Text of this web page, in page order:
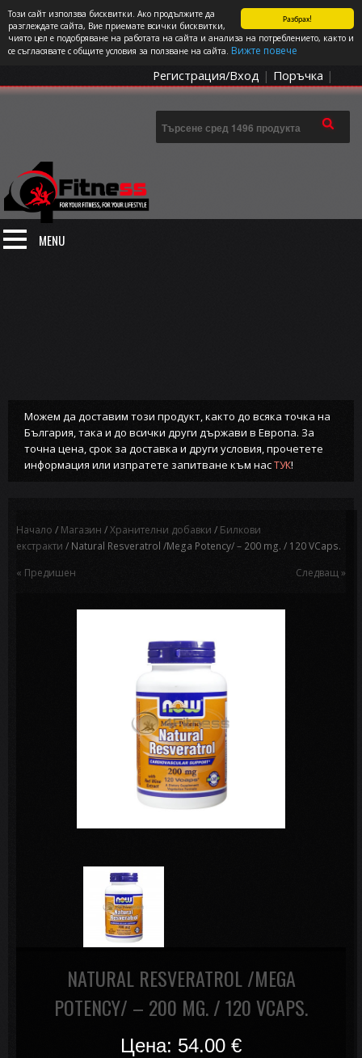
Разбрах!
Този сайт използва бисквитки. Ако продължите да
разглеждате сайта, Вие приемате всички бисквитки,
чиято цел е подобряване на работата на сайта и анализа на потреблението, както и
се съгласявате с общите условия за ползване на сайта. Вижте повече
СПОРТЪТ И ДОБАВКИТЕ КАТО НАЧИН НА ЖИВОТ
0 артикула Цена: 0.00€
Регистрация/Вход | Поръчка |
MENU
Можем да доставим този продукт, както до всяка точка на
България, така и до всички други държави в Европа. За
точна цена, срок за доставка и други условия, прочетете
информация или изпратете запитване към насТУК!
Начало / Магазин /Хранителни добавки / Билкови
екстракти / Natural Resveratrol /Mega Potency/ – 200 mg. / 120 VCaps.
« Предишен
Следващ »
NATURAL RESVERATROL /MEGA
POTENCY/ – 200 MG. / 120 VCAPS.
Цена: 54.00 €